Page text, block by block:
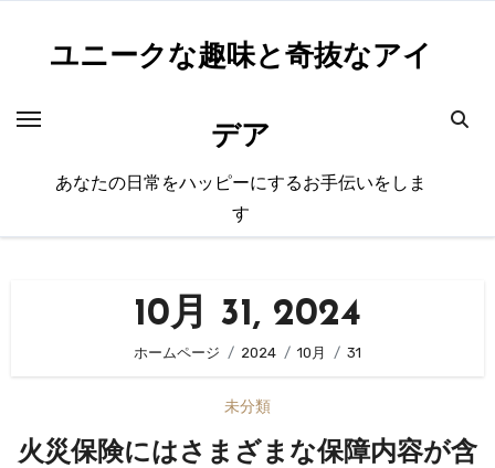
ユニークな趣味と奇抜なアイ
デア
あなたの日常をハッピーにするお手伝いをしま
す
10月 31, 2024
ホームページ 2024 10月 31
未分類
火災保険にはさまざまな保障内容が含